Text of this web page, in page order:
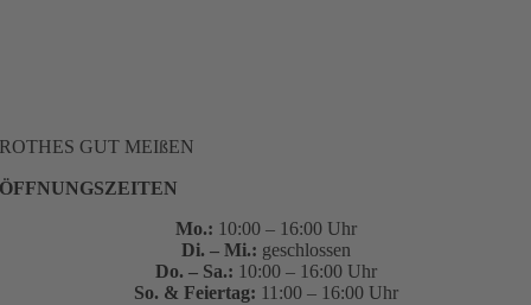
ROTHES GUT MEIßEN
ÖFFNUNGSZEITEN
Mo.: 10:00 – 16:00 Uhr
Di. – Mi.: geschlossen
Do. – Sa.: 10:00 – 16:00 Uhr
So. & Feiertag: 11:00 – 16:00 Uhr